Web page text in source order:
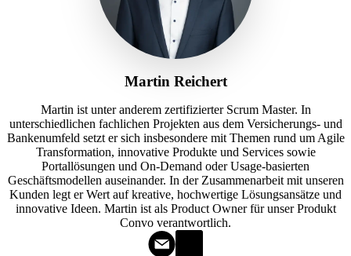
Martin Reichert
Martin ist unter anderem zertifizierter Scrum Master. In
unterschiedlichen fachlichen Projekten aus dem Versicherungs- und
Bankenumfeld setzt er sich insbesondere mit Themen rund um Agile
Transformation, innovative Produkte und Services sowie
Portallösungen und On-Demand oder Usage-basierten
Geschäftsmodellen auseinander. In der Zusammenarbeit mit unseren
Kunden legt er Wert auf kreative, hochwertige Lösungsansätze und
innovative Ideen. Martin ist als Product Owner für unser Produkt
Convo verantwortlich.